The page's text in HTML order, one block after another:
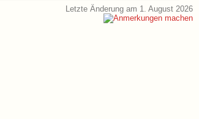
Letzte Änderung am 1. August 2026